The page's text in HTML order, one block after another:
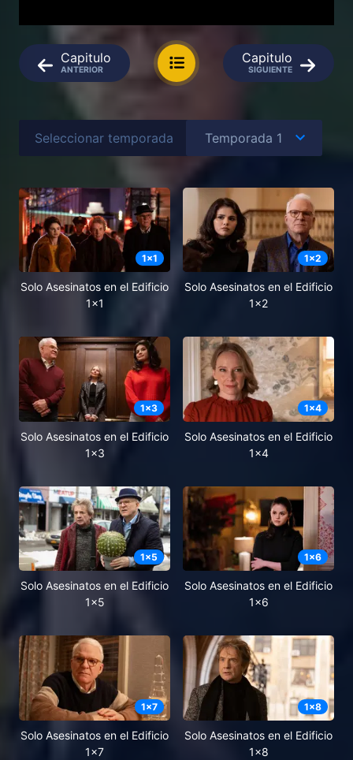
Capitulo
ANTERIOR
Capitulo
SIGUIENTE
Seleccionar temporada
1x1
Solo Asesinatos en el Edificio
1x1
1x2
Solo Asesinatos en el Edificio
1x2
1x3
Solo Asesinatos en el Edificio
1x3
1x4
Solo Asesinatos en el Edificio
1x4
1x5
Solo Asesinatos en el Edificio
1x5
1x6
Solo Asesinatos en el Edificio
1x6
1x7
Solo Asesinatos en el Edificio
1x7
1x8
Solo Asesinatos en el Edificio
1x8